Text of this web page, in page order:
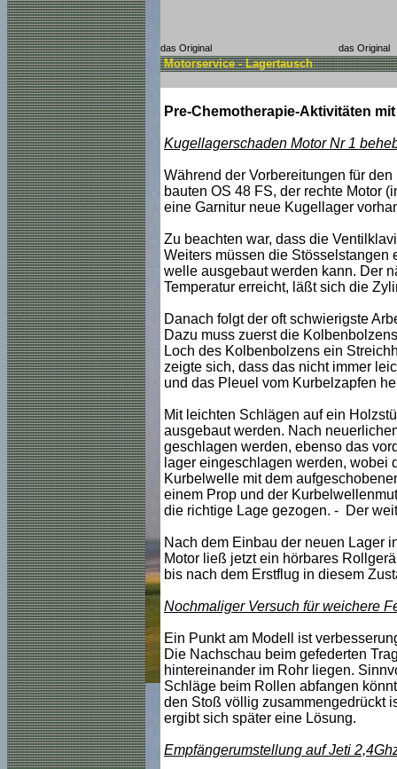
das Original das Original
Motorservice - Lagertausch
Pre-Chemotherapie-Aktivitäten
Kugellagerschaden Motor Nr 1
Während der Vorbereitungen für
bauten OS 48 FS, der rechte Motor
eine Garnitur neue Kugellager
Zu beachten war, dass die
Weiters müssen die Stösselstangen
welle ausgebaut werden kann. Der
Temperatur erreicht, läßt sich die
Danach folgt der oft schwierigste
Dazu muss zuerst die
Loch des Kolbenbolzens ein
zeigte sich, dass das nicht immer
und das Pleuel vom Kurbelzapfen
Mit leichten Schlägen auf ein
ausgebaut werden. Nach
geschlagen werden, ebenso das
lager eingeschlagen werden, wobei
Kurbelwelle mit dem
einem Prop und der
die richtige Lage gezogen. - Der
Nach dem Einbau der neuen Lager
Motor ließ jetzt ein hörbares
bis nach dem Erstflug in diesem
Nochmaliger Versuch für weichere
Ein Punkt am Modell ist
Die Nachschau beim gefederten
hintereinander im Rohr liegen.
Schläge beim Rollen abfangen
den Stoß völlig zusammengedrückt
ergibt sich später eine Lösung.
Empfängerumstellung auf Jeti